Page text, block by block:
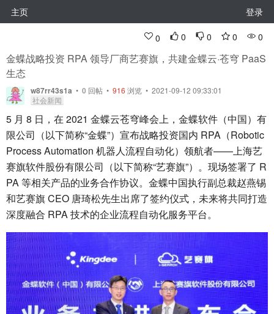
主页 登录
0 0 0 0 0
金蝶战略投资 RPA 领导厂商艺赛旗，共建金蝶云·苍穹 PaaS
生态
w87rr43s1a • 0 回帖 • 916 浏览 • 2021-09-12 09:33:01
社会新闻
5 月 8 日，在 2021 金蝶云苍穹峰会上，金蝶软件（中国）有
限公司（以下简称“金蝶”）宣布战略投资国内 RPA（Robotic
Process Automation 机器人流程自动化）领航者——上海艺
赛旗软件股份有限公司（以下简称“艺赛旗”）。现场签署了 R
PA 等相关产品的业务合作协议。金蝶中国执行副总裁赵燕锡
和艺赛旗 CEO 唐琦松先生出席了签约仪式，未来将共同打造
深度融合 RPA 技术的企业流程自动化服务平台。